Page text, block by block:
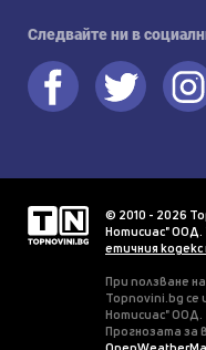
Следвайте ни в
© 2010 - 2026
Нотисиас" ООД.
етичния
При ползване
Topnovini.bg се
Нотисиас" ООД.
Прогнозата за